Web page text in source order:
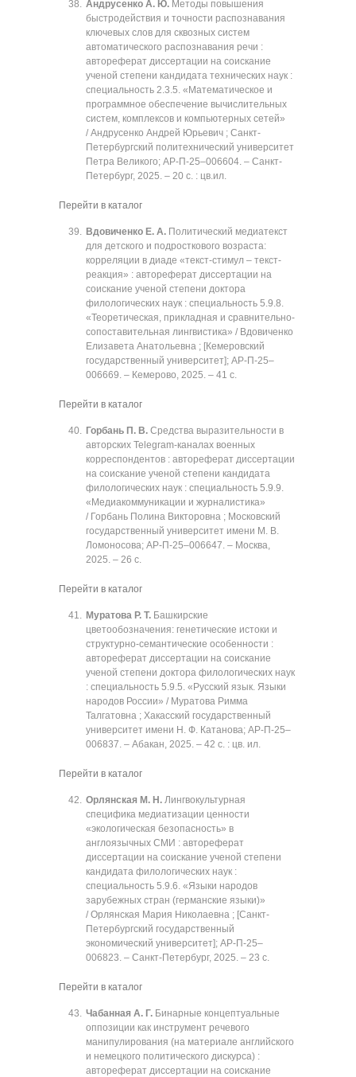
Андрусенко А. Ю. Методы повышения
быстродействия и точности распознавания
ключевых слов для сквозных систем
автоматического распознавания речи :
автореферат диссертации на соискание
ученой степени кандидата технических наук :
специальность 2.3.5. «Математическое и
программное обеспечение вычислительных
систем, комплексов и компьютерных сетей»
/ Андрусенко Андрей Юрьевич ; Санкт-
Петербургский политехнический университет
Петра Великого; АР-П-25‒006604. ‒ Санкт-
Петербург, 2025. ‒ 20 с. : цв.ил.
Перейти в каталог
Вдовиченко Е. А. Политический медиатекст
для детского и подросткового возраста:
корреляции в диаде «текст-стимул ‒ текст-
реакция» : автореферат диссертации на
соискание ученой степени доктора
филологических наук : специальность 5.9.8.
«Теоретическая, прикладная и сравнительно-
сопоставительная лингвистика» / Вдовиченко
Елизавета Анатольевна ; [Кемеровский
государственный университет]; АР-П-25‒
006669. ‒ Кемерово, 2025. ‒ 41 с.
Перейти в каталог
Горбань П. В. Средства выразительности в
авторских Telegram-каналах военных
корреспондентов : автореферат диссертации
на соискание ученой степени кандидата
филологических наук : специальность 5.9.9.
«Медиакоммуникации и журналистика»
/ Горбань Полина Викторовна ; Московский
государственный университет имени М. В.
Ломоносова; АР-П-25‒006647. ‒ Москва,
2025. ‒ 26 с.
Перейти в каталог
Муратова Р. Т. Башкирские
цветообозначения: генетические истоки и
структурно-семантические особенности :
автореферат диссертации на соискание
ученой степени доктора филологических наук
: специальность 5.9.5. «Русский язык. Языки
народов России» / Муратова Римма
Талгатовна ; Хакасский государственный
университет имени Н. Ф. Катанова; АР-П-25‒
006837. ‒ Абакан, 2025. ‒ 42 с. : цв. ил.
Перейти в каталог
Орлянская М. Н. Лингвокультурная
специфика медиатизации ценности
«экологическая безопасность» в
англоязычных СМИ : автореферат
диссертации на соискание ученой степени
кандидата филологических наук :
специальность 5.9.6. «Языки народов
зарубежных стран (германские языки)»
/ Орлянская Мария Николаевна ; [Санкт-
Петербургский государственный
экономический университет]; АР-П-25‒
006823. ‒ Санкт-Петербург, 2025. ‒ 23 с.
Перейти в каталог
Чабанная А. Г. Бинарные концептуальные
оппозиции как инструмент речевого
манипулирования (на материале английского
и немецкого политического дискурса) :
автореферат диссертации на соискание